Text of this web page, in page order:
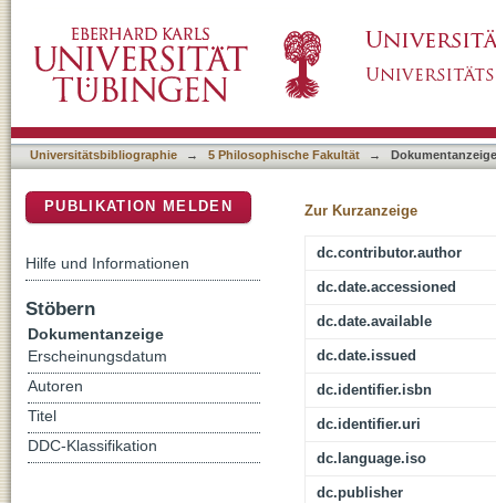
Universitätsbibliographie → 5 Philosophische Fakultät → Dokumentanzeige
Zur Kurzanzeige
dc.contributor.author
dc.date.accessioned
dc.date.available
dc.date.issued
dc.identifier.isbn
dc.identifier.uri
dc.language.iso
dc.publisher
PUBLIKATION MELDEN
Hilfe und Informationen
Stöbern
Dokumentanzeige
Erscheinungsdatum
Autoren
Titel
DDC-Klassifikation